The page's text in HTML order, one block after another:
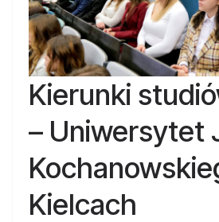
Kierunki
– Uniwersytet
Kielcach